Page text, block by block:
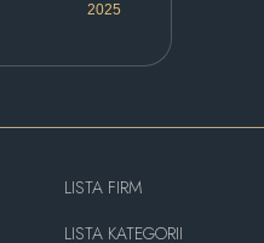
2025
LISTA FIRM
LISTA KATEGORII